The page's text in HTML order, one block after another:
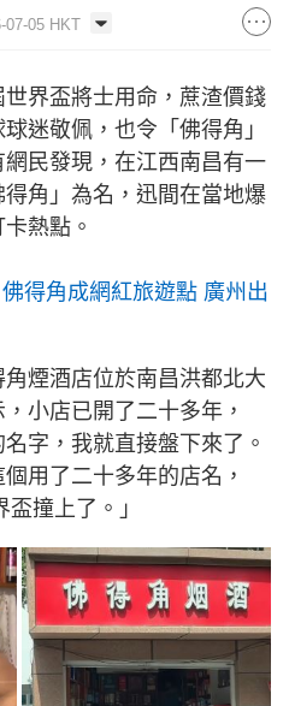
07-05 HKT
界盃將士用命，蔗渣價錢
迷敬佩，也令「佛得角」
民發現，在江西南昌有一
角」為名，迅間在當地爆
熱點。
得角成網紅旅遊點 廣州出
角煙酒店位於南昌洪都北大
小店已開了二十多年，
字，我就直接盤下來了。
用了二十多年的店名，
撞上了。」